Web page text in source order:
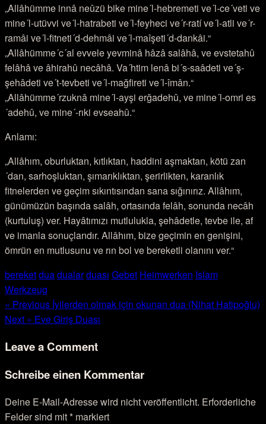
„Allâhümme innâ neûzü bike mine´l-hebremeti ve´l-ce´veti ve
mine´l-utüvvi ve´l-hatrabeti ve´l-feyheci ve´r-ratí ve´l-atli ve´r-
ramâi ve´l-fitneti´d-dehmâi ve´l-maîşeti´d-dankâi.“
„Allâhümme´c´al evvele yevminâ hâzâ salâhâ, ve evstetahû
felâhâ ve âhirahû necâhâ. Va´htim lenâ bi´s-saâdeti ve´ş-
şehâdeti ve´t-tevbeti ve´l-mağfireti ve´l-îmân.“
„Allâhümme´rzuknâ mine´l-ayşi erğadehû, ve mine´l-omri es
´adehû, ve mine´-rıki evseahû.“
Anlamı:
„Allâhım, oburluktan, kıtlıktan, haddini aşmaktan, kötü zan
´dan, sarhoşluktan, şımarıklıktan, şerirlikten, karanlık
fitnelerden ve geçim sıkıntısından sana sığınırız. Allâhım,
günümüzün başında salâh, ortasında felâh, sonunda necâh
(kurtuluş) ver. Hayâtımızı mutlulukla, şehâdetle, tevbe ile, af
ve imanla sonuçlandır. Allâhım, bize geçimin en genişini,
ömrün en mutlusunu ve rın bol ve bereketli olanını ver.“
bereketduadualarduası Gebet Heimwerken Islam
Werkzeug
« Previous İyilerden olmak için okunan dua (Nihat Hatipoğlu)
Next » Eve Giriş Duası
Leave a Comment
Schreibe einen Kommentar
Deine E-Mail-Adresse wird nicht veröffentlicht. Erforderliche
Felder sind mit* markiert